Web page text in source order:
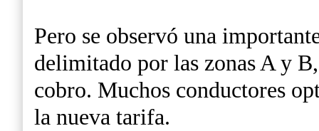
Pero se observó una
delimitado por las zonas A y
cobro. Muchos conductores
la nueva tarifa.